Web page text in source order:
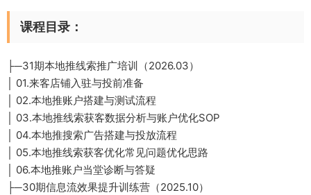
课程目录 ：
├─31期本地推线索推广培训（2026.03）
│ 01.来客店铺入驻与投前准备
│ 02.本地推账户搭建与测试流程
│ 03.本地推线索获客数据分析与账户优化SOP
│ 04.本地推搜索广告搭建与投放流程
│ 05.本地推线索获客优化常见问题优化思路
│ 06.本地推账户当堂诊断与答疑
├─30期信息流效果提升训练营（2025.10）